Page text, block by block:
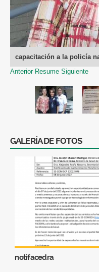
capacitación a la policía
Anterior Resume Siguiente
GALERÍA DE FOTOS
notifacedra